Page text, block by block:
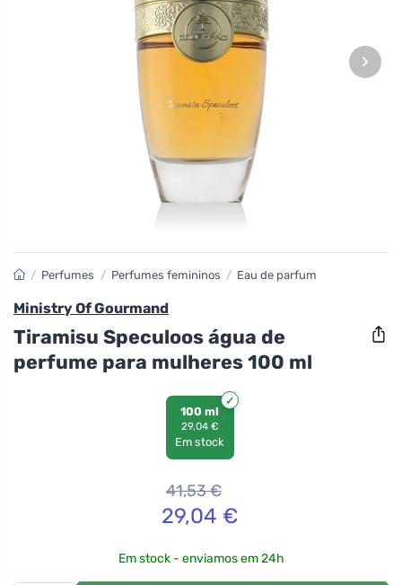
›
/ Perfumes / Perfumes femininos / Eau de parfum
Ministry Of Gourmand
Tiramisu Speculoos água de
perfume para mulheres 100 ml
100 ml
29,04 €
Em stock
41,53€
29,04 €
Em stock - enviamos em 24h